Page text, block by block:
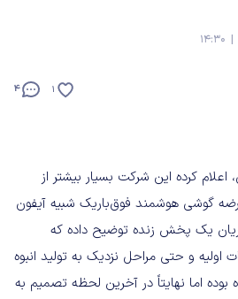
4 1
اعلام کرده این شرکت بسیار بیشتر از
گوشی هوشمند فوق‌باریک شبیه آیفون
یک پخش زنده توضیح داده که
اولیه و حتی مراحل نزدیک به تولید انبوه
بوده اما نهایتاً در آخرین لحظه تصمیم به